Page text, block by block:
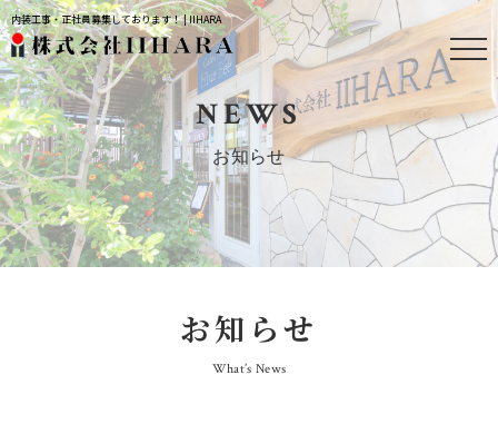
内装工事・正社員募集しております！ | IIHARA
NEWS
お知らせ
お知らせ
What’s News